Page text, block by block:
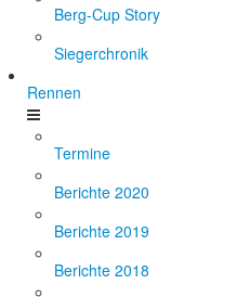
Berg-Cup Story
Siegerchronik
Rennen
Termine
Berichte 2020
Berichte 2019
Berichte 2018